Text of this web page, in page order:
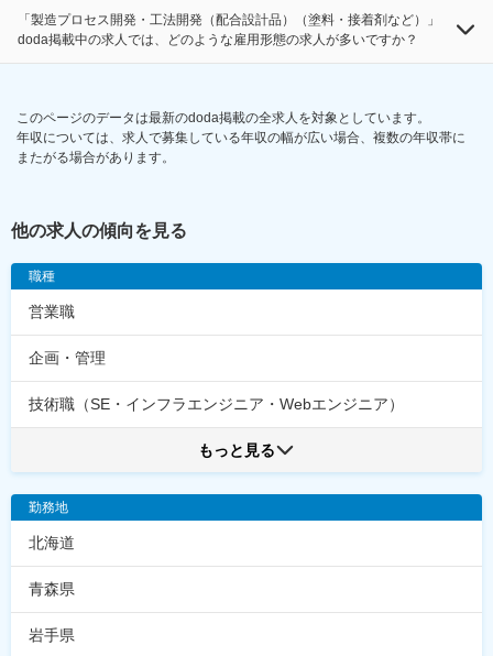
「製造プロセス開発・工法開発（配合設計品）（塗料・接着剤など）」
doda掲載中の求人では、どのような雇用形態の求人が多いですか？
このページのデータは最新のdoda掲載の全求人を対象としています。
年収については、求人で募集している年収の幅が広い場合、複数の年収帯に
またがる場合があります。
他の求人の傾向を見る
職種
営業職
企画・管理
技術職（SE・インフラエンジニア・Webエンジニア）
もっと見る
勤務地
北海道
青森県
岩手県